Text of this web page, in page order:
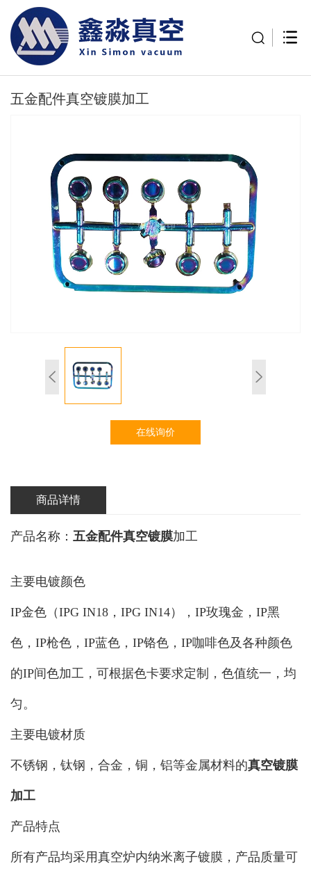
五金配件真空镀膜加工
在线询价
商品详情
产品名称： 五金配件真空镀膜加工
主要电镀颜色
IP金色（IPG IN18，IPG IN14），IP玫瑰金，IP黑
色，IP枪色，IP蓝色，IP铬色，IP咖啡色及各种颜色
的IP间色加工，可根据色卡要求定制，色值统一，均
匀。
主要电镀材质
不锈钢，钛钢，合金，铜，铝等金属材料的真空镀膜
加工
产品特点
所有产品均采用真空炉内纳米离子镀膜，产品质量可